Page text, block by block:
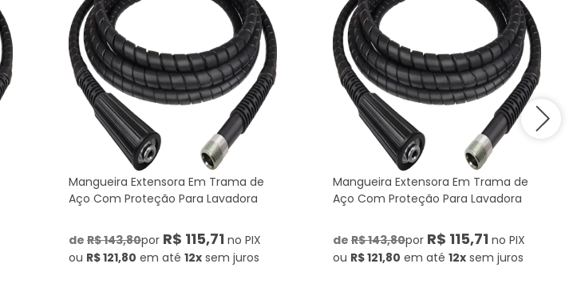
Mangueira Extensora Em Trama de
Aço Com Proteção Para Lavadora
de R$ 143,80por R$ 115,71 no PIX
ou R$ 121,80 em até 12x sem juros
Mangueira Extensora Em Trama de
Aço Com Proteção Para Lavadora
de R$ 143,80por R$ 115,71 no PIX
ou R$ 121,80 em até 12x sem juros